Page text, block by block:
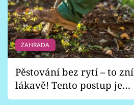
ZAHRADA
Pěstování bez rytí – to zní
lákavě! Tento postup je
vhodný jen pro některé